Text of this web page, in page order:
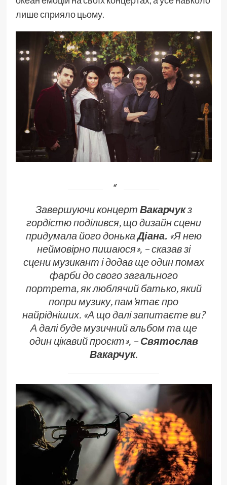
лише сприяло цьому.
Завершуючи концерт Вакарчукз
гордістю поділився, що дизайн сцени
придумала його донькаДіана. «Я нею
неймовірно пишаюся», – сказав зі
сцени музикант і додав ще один помах
фарби до свого загального
портрета, як люблячий батько, який
попри музику, пам’ятає про
найрідніших. «А що далі запитаєте ви?
А далі буде музичний альбом та ще
один цікавий проєкт», – Святослав
Вакарчук.